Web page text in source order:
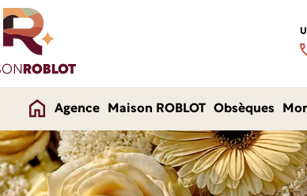
Agence Maison ROBLOT Obsèques